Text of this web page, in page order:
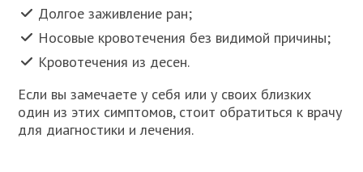
Долгое заживление ран;
Носовые кровотечения без видимой причины;
Кровотечения из десен.
Если вы замечаете у себя или у своих близких
один из этих симптомов, стоит обратиться к врачу
для диагностики и лечения.